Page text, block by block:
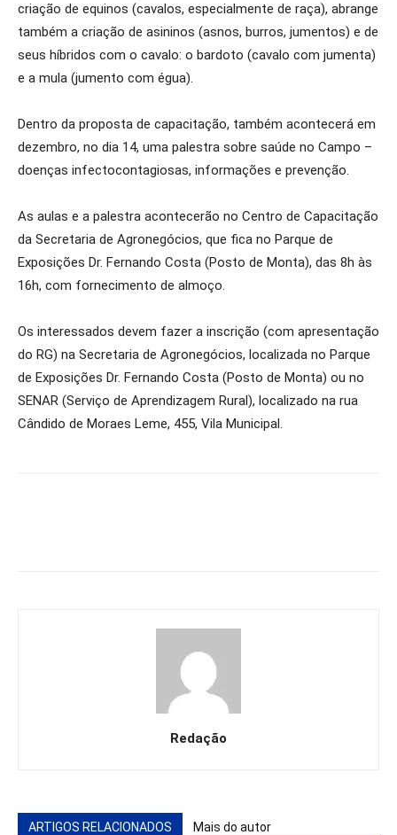
criação de equinos (cavalos, especialmente de raça), abrange
também a criação de asininos (asnos, burros, jumentos) e de
seus híbridos com o cavalo: o bardoto (cavalo com jumenta)
e a mula (jumento com égua).
Dentro da proposta de capacitação, também acontecerá em
dezembro, no dia 14, uma palestra sobre saúde no Campo –
doenças infectocontagiosas, informações e prevenção.
As aulas e a palestra acontecerão no Centro de Capacitação
da Secretaria de Agronegócios, que fica no Parque de
Exposições Dr. Fernando Costa (Posto de Monta), das 8h às
16h, com fornecimento de almoço.
Os interessados devem fazer a inscrição (com apresentação
do RG) na Secretaria de Agronegócios, localizada no Parque
de Exposições Dr. Fernando Costa (Posto de Monta) ou no
SENAR (Serviço de Aprendizagem Rural), localizado na rua
Cândido de Moraes Leme, 455, Vila Municipal.
Redação
ARTIGOS RELACIONADOS Mais do autor